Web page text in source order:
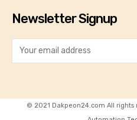
Newsletter Signup
© 2021 Dakpeon24.com All rights